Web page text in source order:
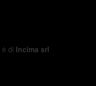
è di Incima srl